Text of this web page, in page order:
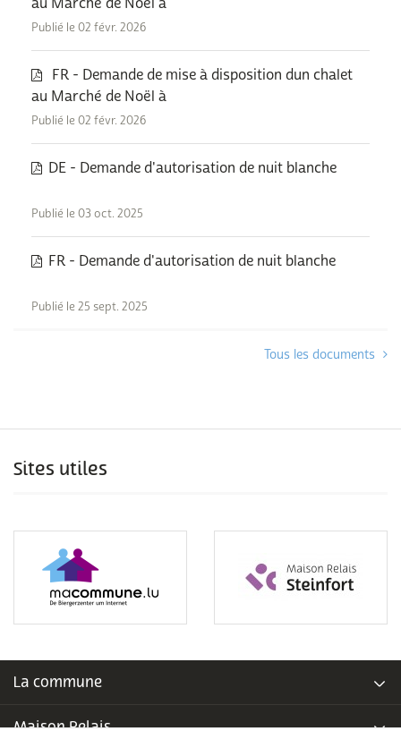
au Marché de Noël à
Publié le 02 févr. 2026
FR - Demande de mise à disposition dun chalet
au Marché de Noël à
Publié le 02 févr. 2026
DE - Demande d'autorisation de nuit blanche
Publié le 03 oct. 2025
FR - Demande d'autorisation de nuit blanche
Publié le 25 sept. 2025
Tous les documents
Sites utiles
La commune
Maison Relais